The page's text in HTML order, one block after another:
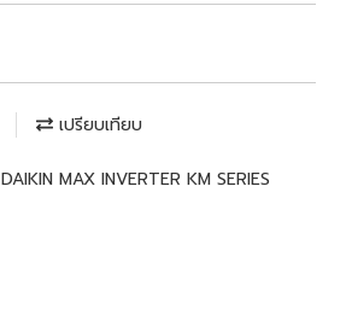
เปรียบเทียบ
DAIKIN MAX INVERTER KM SERIES